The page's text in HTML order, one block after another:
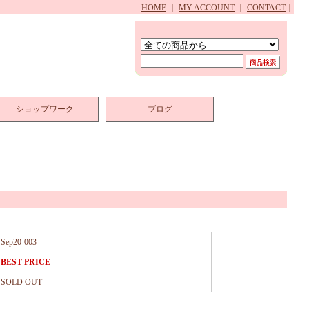
HOME MY ACCOUNT CONTACT
ショップワーク ブログ
Sep20-003
BEST PRICE
SOLD OUT